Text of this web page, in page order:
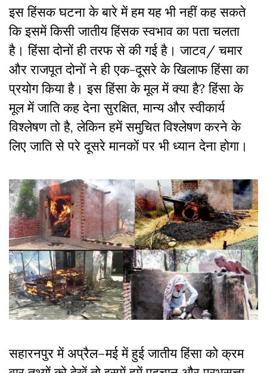
इस हिंसक घटना के बारे में हम यह भी नहीं कह सकते
कि इसमें किसी जातीय हिंसक स्वभाव का पता चलता
है। हिंसा दोनों ही तरफ से की गई है। जाटव/ चमार
और राजपूत दोनों ने ही एक-दूसरे के खिलाफ हिंसा का
प्रयोग किया है। इस हिंसा के मूल में क्या है? हिंसा के
मूल में जाति कह देना सुरक्षित, मान्य और स्वीकार्य
विश्लेषण तो है, लेकिन हमें समुचित विश्लेषण करने के
लिए जाति से परे दूसरे मानकों पर भी ध्यान देना होगा।
सहारनपुर में अप्रैल–मई में हुई जातीय हिंसा को क्रम